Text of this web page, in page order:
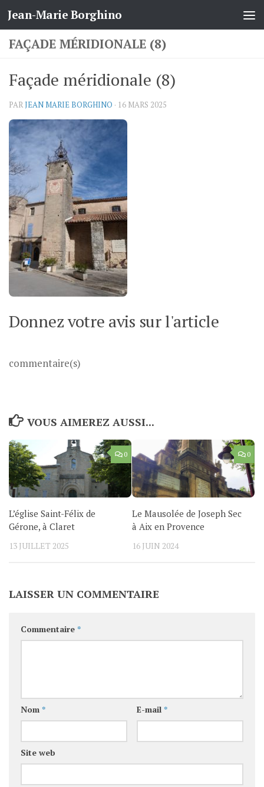
Skip to content
Jean-Marie Borghino
FAÇADE MÉRIDIONALE (8)
Façade méridionale (8)
PARJEAN MARIE BORGHINO · 16 MARS 2025
Donnez votre avis sur l'article
commentaire(s)
VOUS AIMEREZ AUSSI...
0
L’église Saint-Félix de
Gérone, à Claret
13 JUILLET 2025
0
Le Mausolée de Joseph Sec
à Aix en Provence
16 JUIN 2024
LAISSER UN COMMENTAIRE
Commentaire *
Nom * E-mail *
Site web